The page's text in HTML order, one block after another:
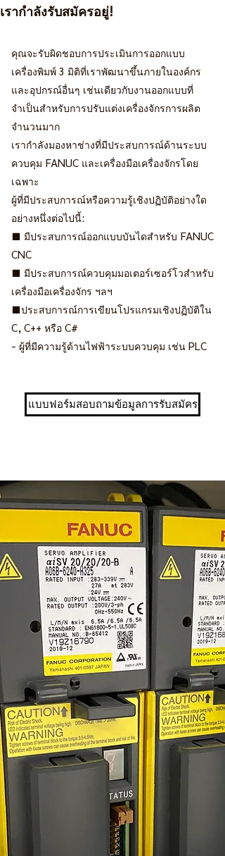
เรากำลังรับสมัครอยู่!
คุณจะรับผิดชอบการประเมินการออกแบบ
เครื่องพิมพ์ 3 มิติที่เราพัฒนาขึ้นภายในองค์กร
และอุปกรณ์อื่นๆ เช่นเดียวกับงานออกแบบที่
จำเป็นสำหรับการปรับแต่งเครื่องจักรการผลิต
จำนวนมาก
เรากำลังมองหาช่างที่มีประสบการณ์ด้านระบบ
ควบคุม FANUC และเครื่องมือเครื่องจักรโดย
เฉพาะ
ผู้ที่มีประสบการณ์หรือความรู้เชิงปฏิบัติอย่างใด
อย่างหนึ่งต่อไปนี้:
■ มีประสบการณ์ออกแบบบันไดสำหรับ FANUC
CNC
■ มีประสบการณ์ควบคุมมอเตอร์เซอร์โวสำหรับ
เครื่องมือเครื่องจักร ฯลฯ
■ประสบการณ์การเขียนโปรแกรมเชิงปฏิบัติใน
C, C++ หรือ C#
- ผู้ที่มีความรู้ด้านไฟฟ้าระบบควบคุม เช่น PLC
แบบฟอร์มสอบถามข้อมูลการรับสมัคร